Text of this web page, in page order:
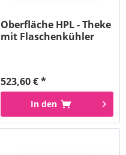
Oberfläche HPL - Theke
mit Flaschenkühler
523,60 € *
In den